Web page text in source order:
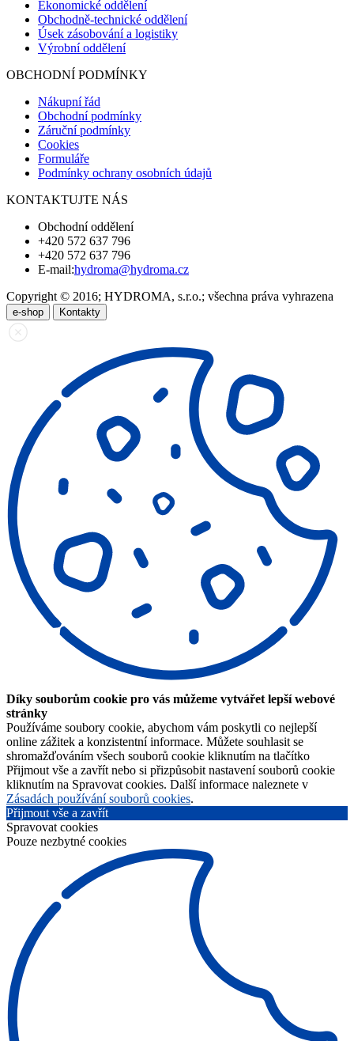
Ekonomické oddělení
Obchodně-technické oddělení
Úsek zásobování a logistiky
Výrobní oddělení
OBCHODNÍ PODMÍNKY
Nákupní řád
Obchodní podmínky
Záruční podmínky
Cookies
Formuláře
Podmínky ochrany osobních údajů
KONTAKTUJTE NÁS
Obchodní oddělení
+420 572 637 796
+420 572 637 796
E-mail:hydroma@hydroma.cz
Copyright © 2016; HYDROMA, s.r.o.; všechna práva vyhrazena
e-shop Kontakty
Díky souborům cookie pro vás můžeme vytvářet lepší webové
stránky
Používáme soubory cookie, abychom vám poskytli co nejlepší
online zážitek a konzistentní informace. Můžete souhlasit se
shromažďováním všech souborů cookie kliknutím na tlačítko
Přijmout vše a zavřít nebo si přizpůsobit nastavení souborů cookie
kliknutím na Spravovat cookies. Další informace naleznete v
Zásadách používání souborů cookies.
Přijmout vše a zavřít
Spravovat cookies
Pouze nezbytné cookies